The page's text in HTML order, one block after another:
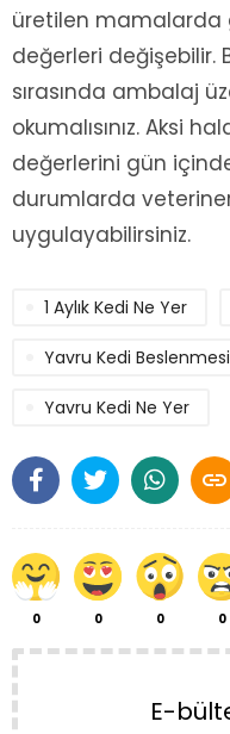

0 0 0 0
üretilen mamalarda
değerleri değişebilir.
sırasında ambalaj
okumalısınız. Aksi
değerlerini gün
durumlarda
uygulayabilirsiniz.
1 Aylık Kedi Ne Yer
Yavru Kedi Beslenmesi
Yavru Kedi Ne Yer
E-